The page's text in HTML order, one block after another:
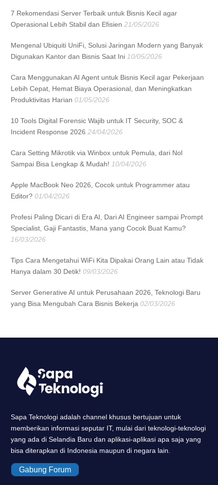
7 Rekomendasi Server Terbaik untuk Bisnis Kecil agar
Operasional Lebih Stabil dan Efisien 21/05/2026
Mengenal Ubiquiti UniFi, Solusi Jaringan Modern yang Banyak
Digunakan Kantor dan Bisnis Saat Ini 10/05/2026
Cara Menggunakan AI Agent untuk Bisnis Kecil agar Pekerjaan
Lebih Cepat, Hemat Biaya Operasional, dan Meningkatkan
Produktivitas Harian 01/05/2026
10 Tools Digital Forensic Wajib untuk IT Security, SOC &
Incident Response 2026 24/04/2026
Cara Setting Mikrotik via Winbox untuk Pemula, dari Nol
Sampai Bisa Lengkap & Mudah! 10/04/2026
Apple MacBook Neo 2026, Cocok untuk Programmer atau
Editor? 01/04/2026
Profesi Paling Dicari di Era AI, Dari AI Engineer sampai Prompt
Specialist, Gaji Fantastis, Mana yang Cocok Buat Kamu?
16/03/2026
Tips Cara Mengetahui WiFi Kita Dipakai Orang Lain atau Tidak
Hanya dalam 30 Detik! 09/03/2026
Server Generative AI untuk Perusahaan 2026, Teknologi Baru
yang Bisa Mengubah Cara Bisnis Bekerja 02/03/2026
Sapa Teknologi adalah channel khusus bertujuan untuk
memberikan informasi seputar IT, mulai dari teknologi-teknologi
yang ada di Selandia Baru dan aplikasi-aplikasi apa saja yang
bisa diterapkan di Indonesia maupun di negara lain.
Gabung Forum